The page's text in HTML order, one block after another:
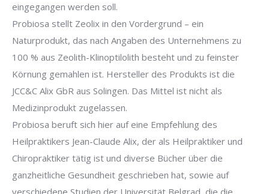
eingegangen werden soll.
Probiosa stellt Zeolix in den Vordergrund – ein
Naturprodukt, das nach Angaben des Unternehmens zu
100 % aus Zeolith-Klinoptilolith besteht und zu feinster
Körnung gemahlen ist. Hersteller des Produkts ist die
JCC&C Alix GbR aus Solingen. Das Mittel ist nicht als
Medizinprodukt zugelassen.
Probiosa beruft sich hier auf eine Empfehlung des
Heilpraktikers Jean-Claude Alix, der als Heilpraktiker und
Chiropraktiker tätig ist und diverse Bücher über die
ganzheitliche Gesundheit geschrieben hat, sowie auf